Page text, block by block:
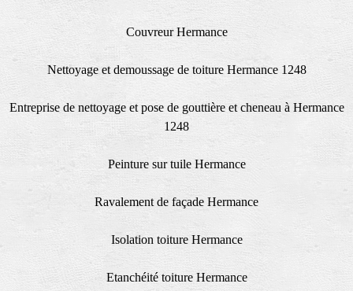
Couvreur Hermance
Nettoyage et demoussage de toiture Hermance 1248
Entreprise de nettoyage et pose de gouttière et cheneau à Hermance
1248
Peinture sur tuile Hermance
Ravalement de façade Hermance
Isolation toiture Hermance
Etanchéité toiture Hermance